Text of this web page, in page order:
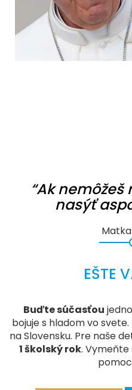
“Ak
nasýť
EŠTE
Buďte súčasťou
bojuje s hladom vo svete.
na Slovensku. Pre naše
1 školský rok. Vymeňte